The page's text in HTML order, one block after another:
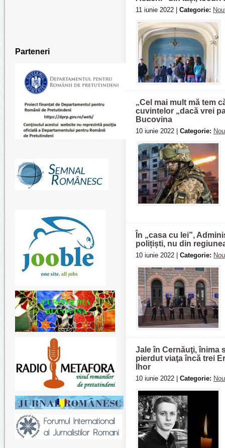
Parteneri
11 iunie 2022 | Categorie:
„Cel mai mult mă tem
cuvintelor „dacă vrei
Bucovina
10 iunie 2022 | Categorie:
În „casa cu lei”,
polițiști, nu din
10 iunie 2022 | Categorie:
Jale în Cernăuţi, înima
pierdut viaţa încă trei
Ihor
10 iunie 2022 | Categorie: